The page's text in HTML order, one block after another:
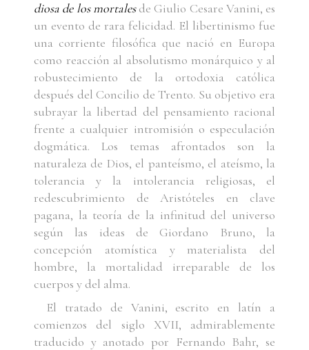
diosa de los mortalesde Giulio Cesare Vanini, es
un evento de rara felicidad. El libertinismo fue
una corriente filosófica que nació en Europa
como reacción al absolutismo monárquico y al
robustecimiento de la ortodoxia católica
después del Concilio de Trento. Su objetivo era
subrayar la libertad del pensamiento racional
frente a cualquier intromisión o especulación
dogmática. Los temas afrontados son la
naturaleza de Dios, el panteísmo, el ateísmo, la
tolerancia y la intolerancia religiosas, el
redescubrimiento de Aristóteles en clave
pagana, la teoría de la infinitud del universo
según las ideas de Giordano Bruno, la
concepción atomística y materialista del
hombre, la mortalidad irreparable de los
cuerpos y del alma.
El tratado de Vanini, escrito en latín a
comienzos del siglo XVII, admirablemente
traducido y anotado por Fernando Bahr, se